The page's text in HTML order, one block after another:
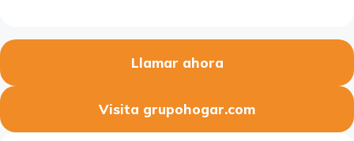
Llamar ahora
Visita grupohogar.com